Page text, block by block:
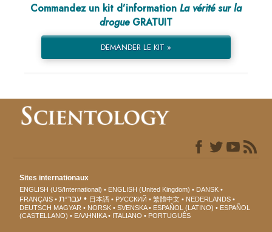
Commandez un kit d’information La vérité sur la
drogueGRATUIT
DEMANDER LE KIT »
Sites internationaux
ENGLISH (US/International) ENGLISH (United Kingdom)
DANSK
FRANÇAIS
עברית 日本語 РУССКИЙ 繁體中文
NEDERLANDS
DEUTSCH MAGYAR NORSK SVENSKA ESPAÑOL (LATINO)
ESPAÑOL
(CASTELLANO)
ΕΛΛΗΝΙΚA ITALIANO PORTUGUÊS